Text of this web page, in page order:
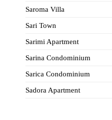
Saroma Villa
Sari Town
Sarimi Apartment
Sarina Condominium
Sarica Condominium
Sadora Apartment